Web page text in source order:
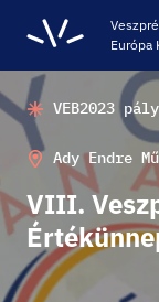
Európa
Keresés
ÖRÖKSÉG
VESZPRÉM-
VIII.
VEB2023
Ady Endre